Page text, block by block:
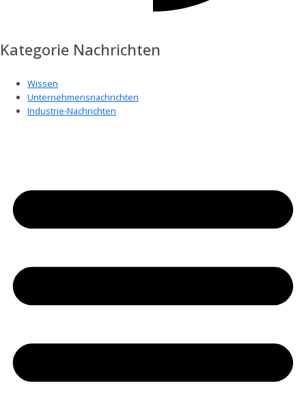
Kategorie Nachrichten
Wissen
Unternehmensnachrichten
Industrie-Nachrichten